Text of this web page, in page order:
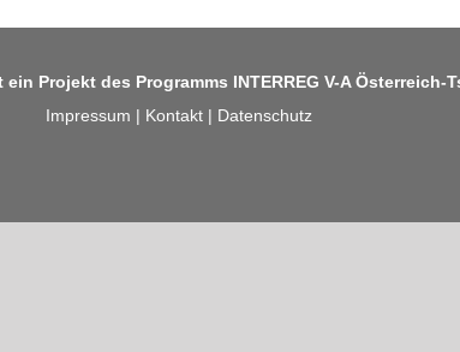
Projekt des Programms INTERREG V-A
Impressum | Kontakt| Datenschutz